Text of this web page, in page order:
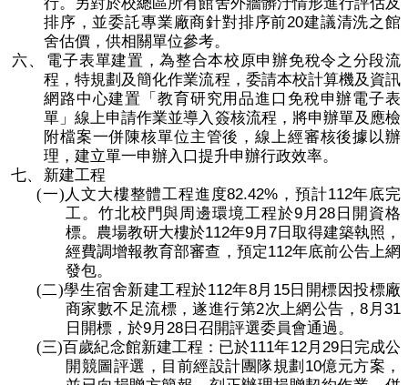
行。另對於校總區所有館舍外牆髒汙情形進行評估及
排序，並委託專業廠商針對排序前20建議清洗之館
舍估價，供相關單位參考。
六、
電子表單建置，為整合本校原申辦免稅令之分段流
程，特規劃及簡化作業流程，委請本校計算機及資訊
網路中心建置「教育研究用品進口免稅申辦電子表
單」線上申請作業並導入簽核流程，將申辦單及應檢
附檔案一併陳核單位主管後，線上經審核後據以辦
理，建立單一申辦入口提升申辦行政效率。
七、
新建工程
(一) 人文大樓整體工程進度82.42% ，預計112年底完
工。 竹北校門與周邊環境工程於9月28 日開資格
標。農場教研大樓於112年9月 7 日取得建築執照，
經費調增報教育部審查，預定112年底前公告上網
發包。
(二)學生宿舍新建工程於112年8月 15日開標因投標廠
商家數不足流標，遂進行第2次上網公告，8 月31
日開標，於9月 28 日召開評選委員會通過。
(三) 百歲紀念館新建工程：已於111年12月 29日完成公
開競圖評選，目前經設計團隊規劃 10億元方案，